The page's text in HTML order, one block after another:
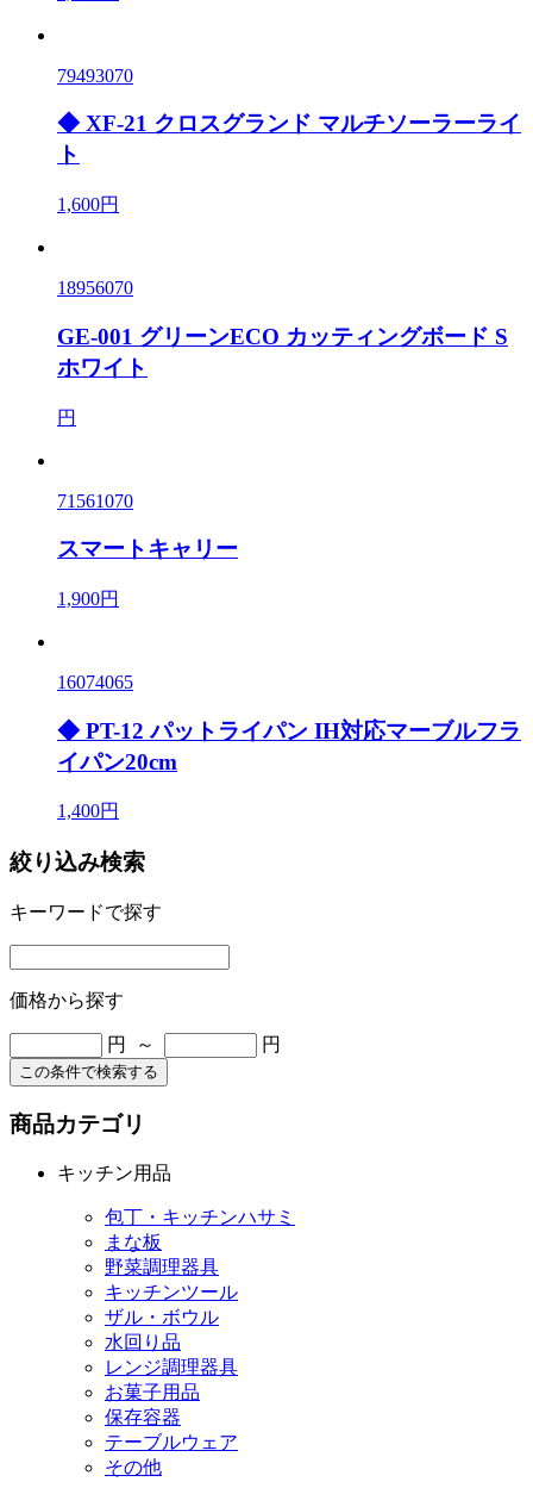
79493070
◆ XF-21 クロスグランド マルチソーラーライ
ト
1,600円
18956070
GE-001 グリーンECO カッティングボード S
ホワイト
円
71561070
スマートキャリー
1,900円
16074065
◆ PT-12 パットライパン IH対応マーブルフラ
イパン20cm
1,400円
絞り込み検索
キーワードで探す
価格から探す
円 ～ 円
この条件で検索する
商品カテゴリ
キッチン用品
包丁・キッチンハサミ
まな板
野菜調理器具
キッチンツール
ザル・ボウル
水回り品
レンジ調理器具
お菓子用品
保存容器
テーブルウェア
その他